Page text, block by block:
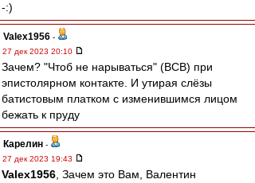
-:)
Valex1956 -
27 дек 2023 20:10
Зачем? "Чтоб не нарываться" (ВСВ) при
эпистолярном контакте. И утирая слёзы
батистовым платком с изменившимся лицом
бежать к пруду
Карелин -
27 дек 2023 19:43
Valex1956 , Зачем это Вам, Валентин